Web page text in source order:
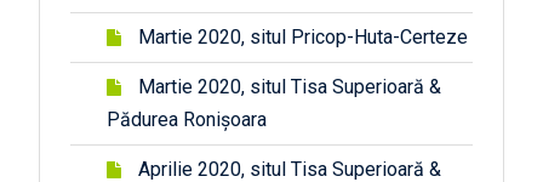
Martie 2020, situl Pricop-Huta-Certeze
Martie 2020, situl Tisa Superioară &
Pădurea Ronișoara
Aprilie 2020, situl Tisa Superioară &